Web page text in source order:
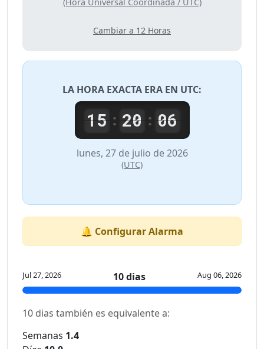
(Hora Universal Coordinada / UTC)
Cambiar a 12 Horas
LA HORA EXACTA ERA EN UTC:
15: 20: 06
lunes, 27 de julio de 2026
(UTC)
🔔 Configurar Alarma
Jul 27, 2026 10 dias Aug 06, 2026
10 dias también es equivalente a:
Semanas 1.4